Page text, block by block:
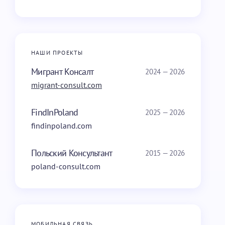
НАШИ ПРОЕКТЫ
Мигрант Консалт 2024 — 2026
migrant-consult.com
FindInPoland 2025 — 2026
findinpoland.com
Польский Консультант 2015 — 2026
poland-consult.com